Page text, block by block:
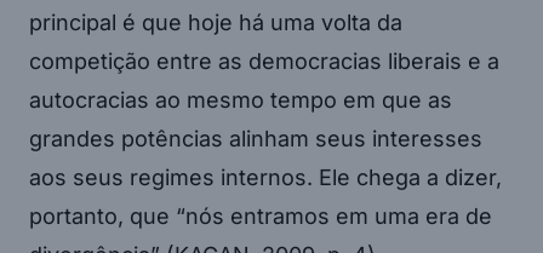
principal é que hoje há uma volta da
competição entre as democracias liberais e a
autocracias ao mesmo tempo em que as
grandes potências alinham seus interesses
aos seus regimes internos. Ele chega a dizer,
portanto, que “nós entramos em uma era de